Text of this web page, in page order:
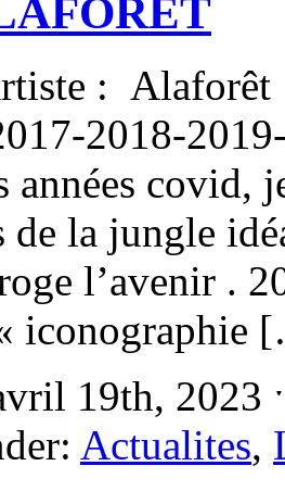
:
2018-
années covid,
de la jungle
l’avenir .
iconographie
19th, 2023
Actualites,